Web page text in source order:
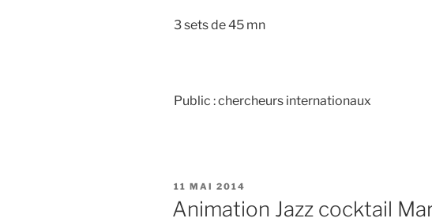
3 sets de 45 mn
Public : chercheurs internationaux
PUBLIÉ
LE
11 MAI 2014
Animation Jazz cocktail